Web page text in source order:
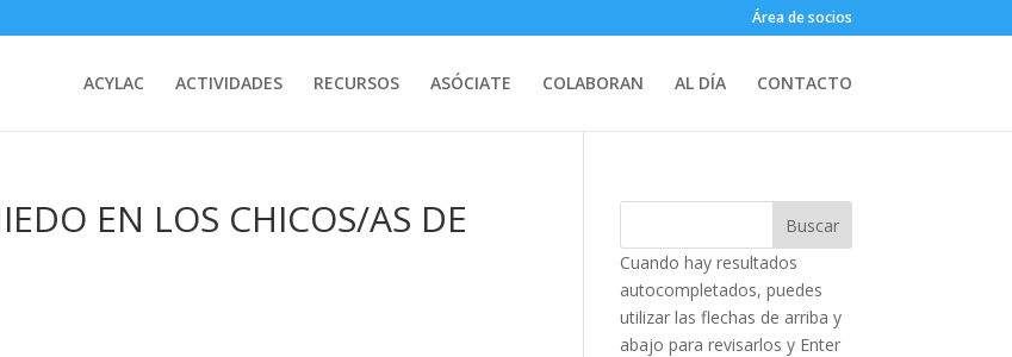
Área de socios
ACYLAC ACTIVIDADES RECURSOS ASÓCIATE COLABORAN AL DÍA CONTACTO
EN LOS CHICOS/AS DE
Buscar
Cuando hay resultados
autocompletados, puedes
utilizar las flechas de arriba y
abajo para revisarlos y Enter